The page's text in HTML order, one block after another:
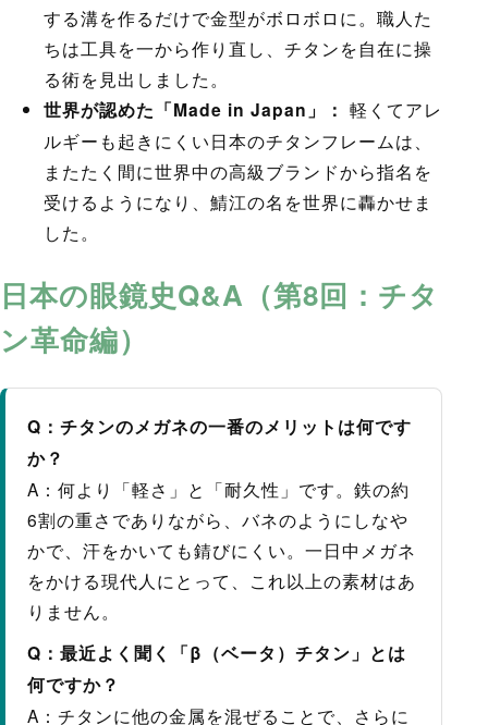
する溝を作るだけで金型がボロボロに。職人た
ちは工具を一から作り直し、チタンを自在に操
る術を見出しました。
世界が認めた「Made in Japan」： 軽くてアレ
ルギーも起きにくい日本のチタンフレームは、
またたく間に世界中の高級ブランドから指名を
受けるようになり、鯖江の名を世界に轟かせま
した。
日本の眼鏡史Q&A（第8回：チタ
ン革命編）
Q：チタンのメガネの一番のメリットは何です
か？
A：何より「軽さ」と「耐久性」です。鉄の約
6割の重さでありながら、バネのようにしなや
かで、汗をかいても錆びにくい。一日中メガネ
をかける現代人にとって、これ以上の素材はあ
りません。
Q：最近よく聞く「β（ベータ）チタン」とは
何ですか？
A：チタンに他の金属を混ぜることで、さらに